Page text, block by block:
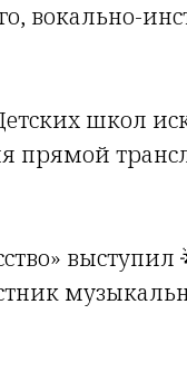
вокально-
школ
прямой